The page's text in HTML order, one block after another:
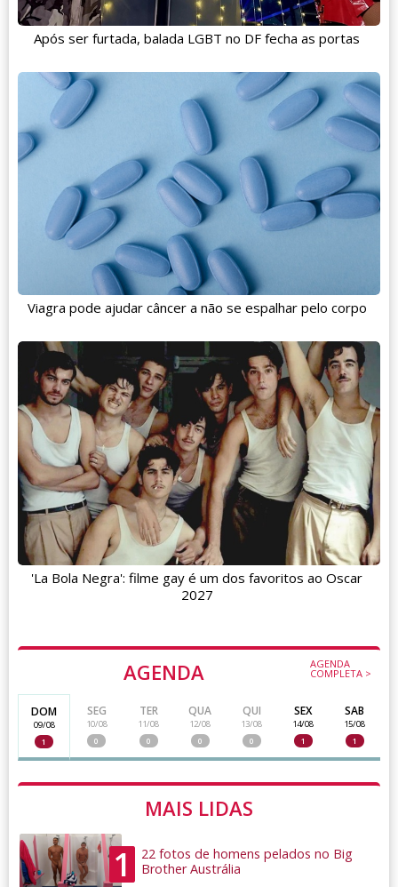
AGENDA AGENDA
COMPLETA >
DOM
09/08
1
SEG
10/08
0
TER
11/08
0
QUA
12/08
0
QUI
13/08
0
SEX
14/08
1
SAB
15/08
1
MAIS LIDAS
1
22 fotos de homens pelados no Big
Brother Austrália
Após ser furtada, balada LGBT no DF fecha as portas
Viagra pode ajudar câncer a não se espalhar pelo corpo
'La Bola Negra': filme gay é um dos favoritos ao Oscar
2027